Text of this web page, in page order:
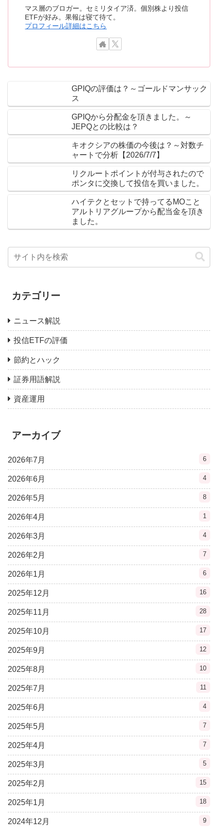
マス層のブロガー。セミリタイア済。個別株より投信
ETFが好み。果報は寝て待て。
プロフィール詳細はこちら
GPIQの評価は？～ゴールドマンサック
ス
GPIQから分配金を頂きました。～
JEPQとの比較は？
キオクシアの株価の今後は？～対数チ
ャートで分析【2026/7/7】
リクルートポイントが付与されたので
ポンタに交換して投信を買いました。
ハイテクとセットで持ってるMOこと
アルトリアグループから配当金を頂き
ました。
カテゴリー
ニュース解説
投信ETFの評価
節約とハック
証券用語解説
資産運用
アーカイブ
2026年7月 6
2026年6月 4
2026年5月 8
2026年4月 1
2026年3月 4
2026年2月 7
2026年1月 6
2025年12月 16
2025年11月 28
2025年10月 17
2025年9月 12
2025年8月 10
2025年7月 11
2025年6月 4
2025年5月 7
2025年4月 7
2025年3月 5
2025年2月 15
2025年1月 18
2024年12月 9